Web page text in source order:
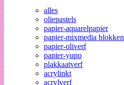
alles
oliepastels
papier-aquarelpapier
papier-mixmedia blokken
papier-oliverf
papier-yupo
plakkaatverf
acrylinkt
acrylverf